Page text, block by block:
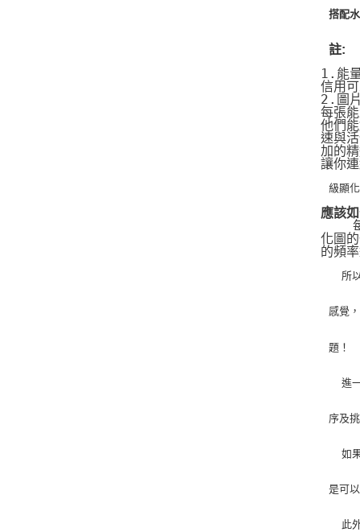
搭配
註:
1.能
信用
2.圖
每張
他們
速與
加的
讓你
級顯
應該
化圖
的頻
感覺
題！
序及
是可